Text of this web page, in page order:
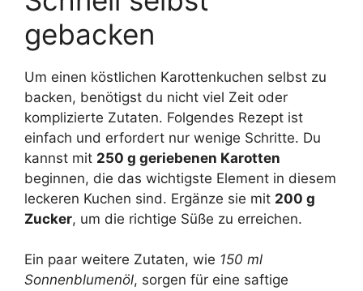
gebacken
Um einen köstlichen Karottenkuchen selbst zu
backen, benötigst du nicht viel Zeit oder
komplizierte Zutaten. Folgendes Rezept ist
einfach und erfordert nur wenige Schritte. Du
kannst mit 250 g geriebenen Karotten
beginnen, die das wichtigste Element in diesem
leckeren Kuchen sind. Ergänze sie mit 200 g
Zucker, um die richtige Süße zu erreichen.
Ein paar weitere Zutaten, wie 150 ml
Sonnenblumenöl, sorgen für eine saftige